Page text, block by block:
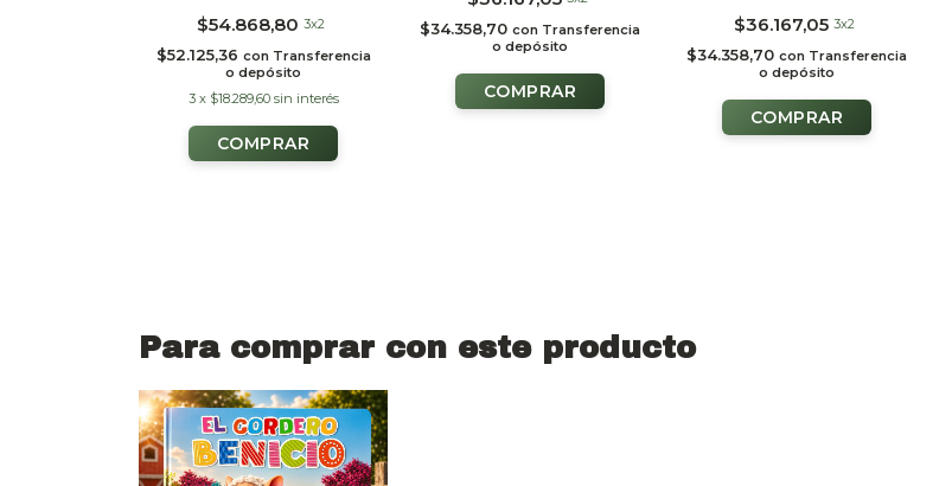
$54.868,80 3x2
$52.125,36 con Transferencia
o depósito
3 x $18.289,60 sin interés
$34.358,70 con Transferencia
o depósito
$36.167,05 3x2
$34.358,70 con Transferencia
o depósito
Para comprar con este producto